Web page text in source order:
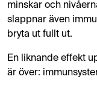
minskar och
slappnar även
bryta ut fullt ut​.
En liknande effekt
är över: